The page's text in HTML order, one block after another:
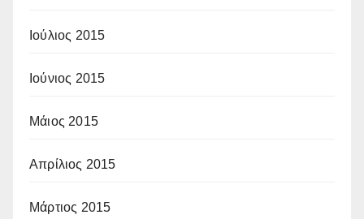
Ιούλιος 2015
Ιούνιος 2015
Μάιος 2015
Απρίλιος 2015
Μάρτιος 2015